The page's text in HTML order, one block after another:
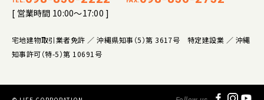
[ 営業時間 10:00～17:00 ]
宅地建物取引業者免許 ／ 沖縄県知事（5）第 3617号 特定建設業 ／ 沖縄
知事許可（特-5）第 10691号